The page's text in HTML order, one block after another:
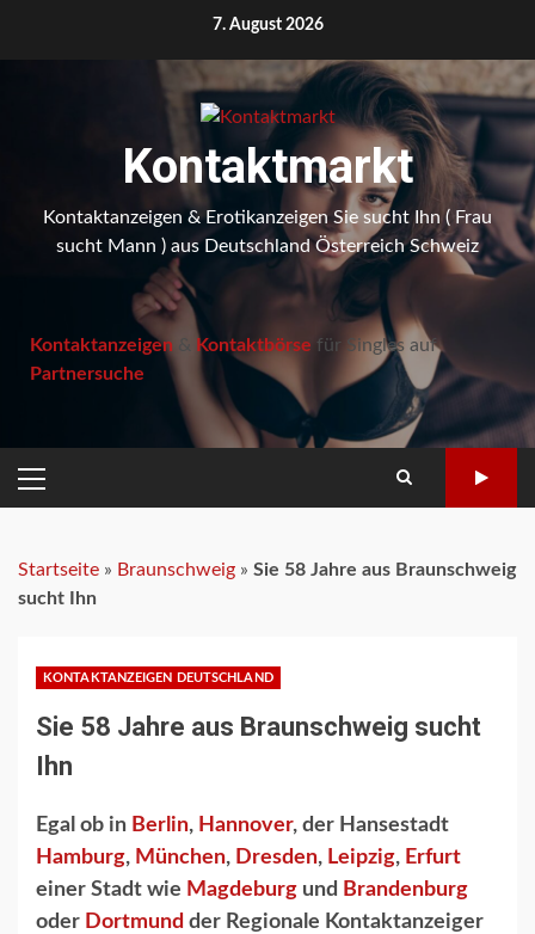
7. August 2026
Kontaktmarkt
Kontaktanzeigen & Erotikanzeigen Sie sucht Ihn ( Frau
sucht Mann ) aus Deutschland Österreich Schweiz
Kontaktanzeigen & Kontaktbörse für Singles auf
Partnersuche
PRIMARY
MENU
Startseite » Braunschweig » Sie 58 Jahre aus Braunschweig
sucht Ihn
KONTAKTANZEIGEN DEUTSCHLAND
Sie 58 Jahre aus Braunschweig sucht
Ihn
Egal ob in Berlin, Hannover, der Hansestadt
Hamburg, München, Dresden, Leipzig, Erfurt
einer Stadt wie Magdeburg und Brandenburg
oder Dortmund der Regionale Kontaktanzeiger